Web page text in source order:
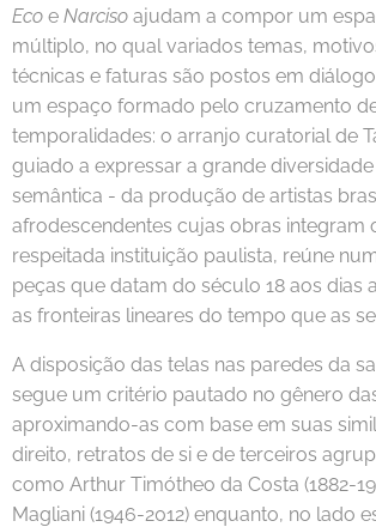
Eco e Narciso ajudam a compor um
múltiplo, no qual variados temas,
técnicas e faturas são postos em
um espaço formado pelo cruzamento
temporalidades: o arranjo curatorial de
guiado a expressar a grande
semântica - da produção de artistas
afrodescendentes cujas obras integram
respeitada instituição paulista, reúne
peças que datam do século 18 aos dias
as fronteiras lineares do tempo que as
A disposição das telas nas paredes da
segue um critério pautado no gênero
aproximando-as com base em suas
direito, retratos de si e de terceiros
como Arthur Timótheo da Costa (1882-
Magliani (1946-2012) enquanto, no lado